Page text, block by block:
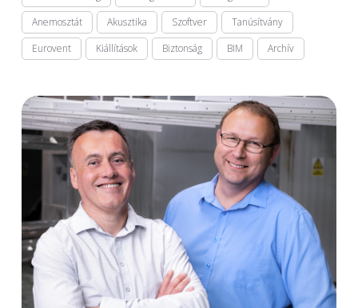
Anemosztát
Akusztika Szoftver
Tanúsítvány
Eurovent
Kiállítások Biztonság BIM Archív